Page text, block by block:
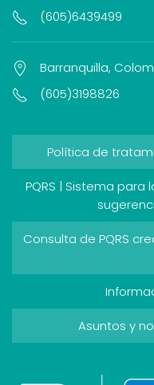
(605)6439499
Barranquilla,
(605)3198826
Política de
PQRS | Sistema
Consulta de PQRS
Asuntos y